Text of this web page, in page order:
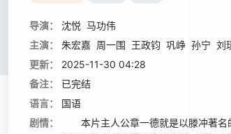
导演： 沈悦 马功伟
主演：
朱宏嘉 周一围 王政钧 巩峥 孙宁 刘
更新：
2025-11-30 04:28
备注：
已完结
语言：
国语
剧情：
本片主人公章一德就是以滕冲著名